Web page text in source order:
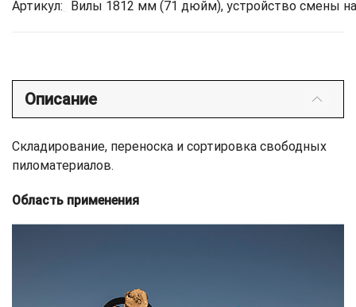
Артикул: Вилы 1812 мм (71 дюйм), устройство смены
Описание
Складирование, переноска и сортировка свободных
пиломатериалов.
Область применения